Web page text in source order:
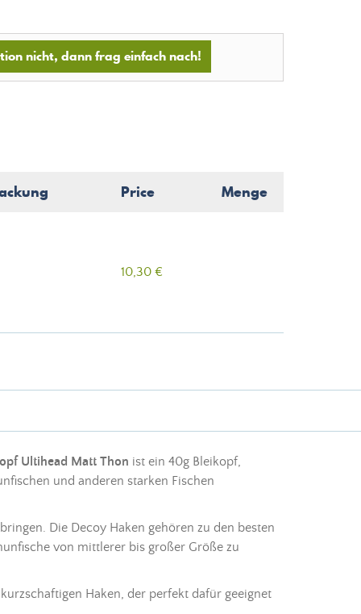
nicht, dann frag einfach nach!
Price Menge
10,30 €
Ultihead Matt Thon ist ein 40g Bleikopf,
und anderen starken Fischen
Die Decoy Haken gehören zu den besten
von mittlerer bis großer Größe zu
Haken, der perfekt dafür geeignet